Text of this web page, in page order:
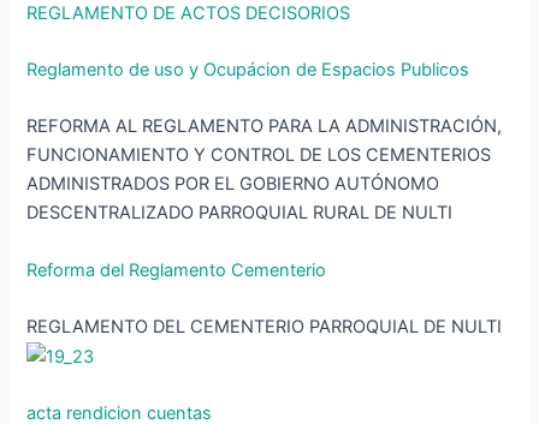
REGLAMENTO DE ACTOS DECISORIOS
Reglamento de uso y Ocupácion de Espacios Publicos
REFORMA AL REGLAMENTO PARA LA ADMINISTRACIÓN,
FUNCIONAMIENTO Y CONTROL DE LOS CEMENTERIOS
ADMINISTRADOS POR EL GOBIERNO AUTÓNOMO
DESCENTRALIZADO PARROQUIAL RURAL DE NULTI
Reforma del Reglamento Cementerio
REGLAMENTO DEL CEMENTERIO PARROQUIAL DE NULTI
acta rendicion cuentas